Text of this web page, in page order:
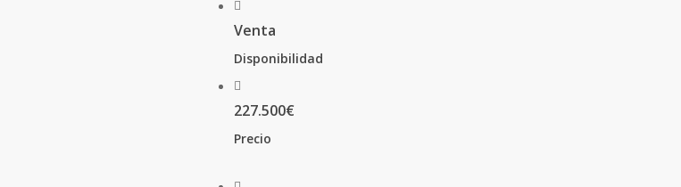
Venta
Disponibilidad
227.500€
Precio